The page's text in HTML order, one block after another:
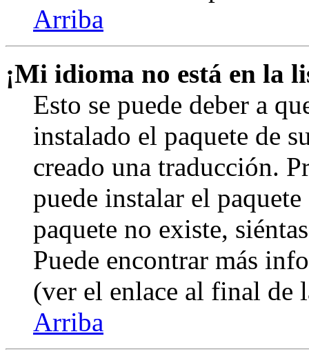
Arriba
¡Mi idioma no está en la
Esto se puede deber a
instalado el paquete de
creado una traducción.
puede instalar el
paquete no existe,
Puede encontrar más
(ver el enlace al final de
Arriba